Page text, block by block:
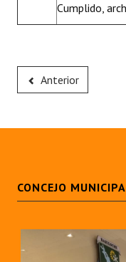
Cumplido,
Anterior
CONCEJO